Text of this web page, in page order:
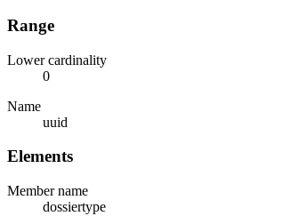
Range
Lower cardinality
0
Name
uuid
Elements
Member name
dossiertype